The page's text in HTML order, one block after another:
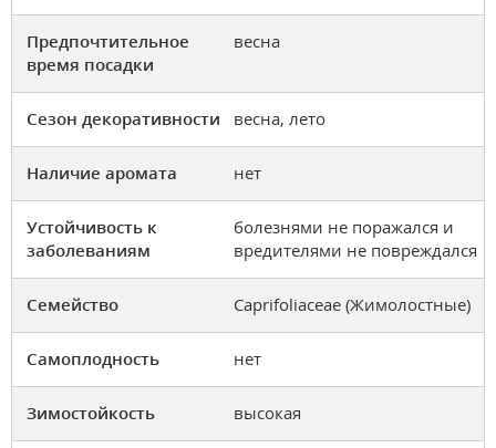
Предпочтительное
время посадки
весна
Сезон декоративности весна, лето
Наличие аромата нет
Устойчивость к
заболеваниям
болезнями не поражался и
вредителями не повреждался
Семейство Caprifoliaceae (Жимолостные)
Самоплодность нет
Зимостойкость высокая